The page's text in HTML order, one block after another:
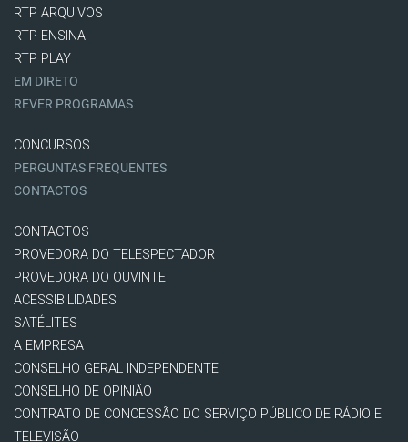
RTP ARQUIVOS
RTP ENSINA
RTP PLAY
EM DIRETO
REVER PROGRAMAS
CONCURSOS
PERGUNTAS FREQUENTES
CONTACTOS
CONTACTOS
PROVEDORA DO TELESPECTADOR
PROVEDORA DO OUVINTE
ACESSIBILIDADES
SATÉLITES
A EMPRESA
CONSELHO GERAL INDEPENDENTE
CONSELHO DE OPINIÃO
CONTRATO DE CONCESSÃO DO SERVIÇO PÚBLICO DE RÁDIO E
TELEVISÃO